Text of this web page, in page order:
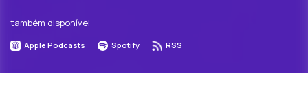
também disponível
Apple Podcasts Spotify RSS